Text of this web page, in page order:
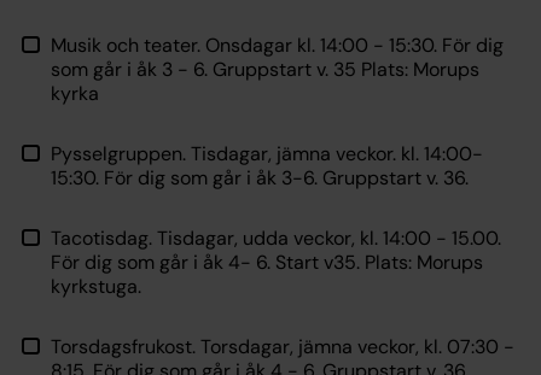
Musik och teater. Onsdagar kl. 14:00 - 15:30. För dig
som går i åk 3 - 6. Gruppstart v. 35 Plats: Morups
kyrka
Pysselgruppen. Tisdagar, jämna veckor. kl. 14:00-
15:30. För dig som går i åk 3-6. Gruppstart v. 36.
Tacotisdag. Tisdagar, udda veckor, kl. 14:00 - 15.00.
För dig som går i åk 4- 6. Start v35. Plats: Morups
kyrkstuga.
Torsdagsfrukost. Torsdagar, jämna veckor, kl. 07:30 -